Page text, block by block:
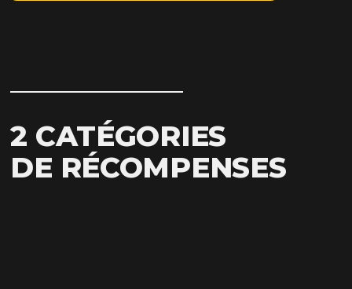
2 CATÉGORIES
DE RÉCOMPENSES